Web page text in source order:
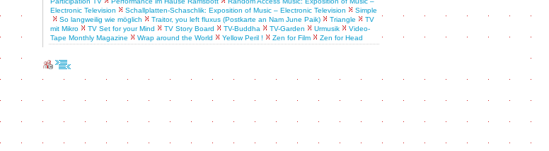
Electronic Television
Schallplatten-Schaschlik: Exposition of Music – Electronic Television
Simple
So langweilig wie möglich
Traitor, you left fluxus (Postkarte an Nam June Paik) Triangle
TV
mit Mikro
TV Set for your Mind TV Story Board TV-Buddha TV-Garden Urmusik
Video-
Tape Monthly Magazine
Wrap around the World Yellow Peril ! Zen for Film Zen for Head